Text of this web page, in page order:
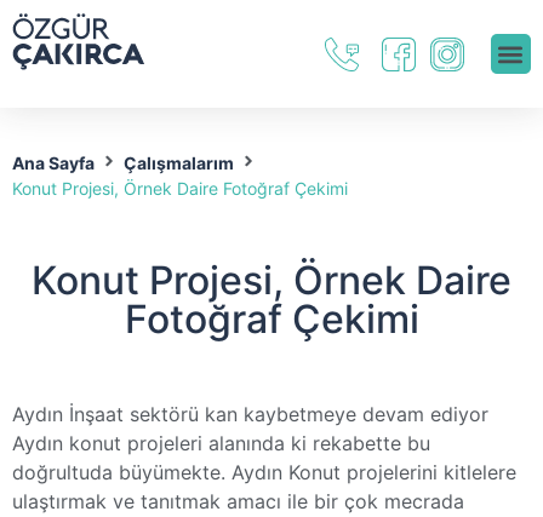
Ana Sayfa
Çalışmalarım
Konut Projesi, Örnek Daire Fotoğraf Çekimi
Konut Projesi, Örnek Daire
Fotoğraf Çekimi
Aydın İnşaat sektörü kan kaybetmeye devam ediyor
Aydın konut projeleri alanında ki rekabette bu
doğrultuda büyümekte. Aydın Konut projelerini kitlelere
ulaştırmak ve tanıtmak amacı ile bir çok mecrada